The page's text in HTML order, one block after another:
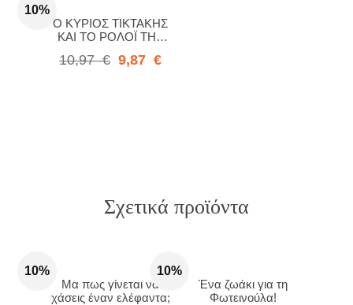
10%
Ο ΚΥΡΙΟΣ ΤΙΚΤΑΚΗΣ
ΚΑΙ ΤΟ ΡΟΛΟΪ ΤΗΣ
10,97 € 9,87 €
Σχετικά προϊόντα
10%
Μα πως γίνεται να
χάσεις έναν ελέφαντα;
10%
Ένα ζωάκι για τη
Φωτεινούλα!